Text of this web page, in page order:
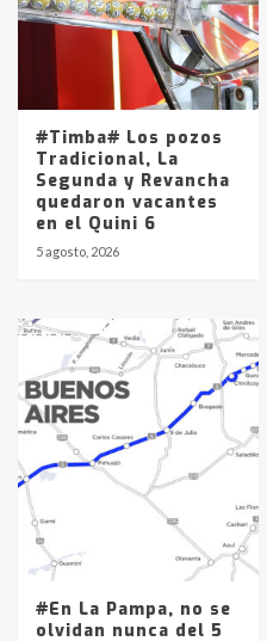
#Timba# Los pozos
Tradicional, La
Segunda y Revancha
quedaron vacantes
en el Quini 6
5 agosto, 2026
#En La Pampa, no se
olvidan nunca del 5